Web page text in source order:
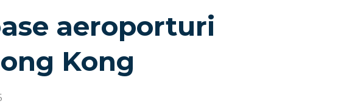
aeroporturi
Kong